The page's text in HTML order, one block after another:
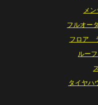
メ
フルオー
フロア
ルー
タイヤ